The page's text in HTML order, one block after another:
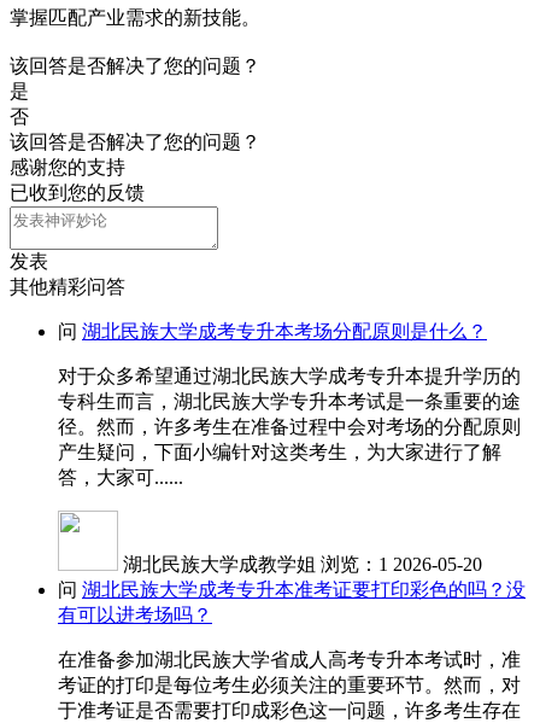
掌握匹配产业需求的新技能。
该回答是否解决了您的问题？
是
否
该回答是否解决了您的问题？
感谢您的支持
已收到您的反馈
发表
其他精彩问答
问 湖北民族大学成考专升本考场分配原则是什么？
对于众多希望通过湖北民族大学成考专升本提升学历的
专科生而言，湖北民族大学专升本考试是一条重要的途
径。然而，许多考生在准备过程中会对考场的分配原则
产生疑问，下面小编针对这类考生，为大家进行了解
答，大家可......
湖北民族大学成教学姐 浏览：1 2026-05-20
问 湖北民族大学成考专升本准考证要打印彩色的吗？没
有可以进考场吗？
在准备参加湖北民族大学省成人高考专升本考试时，准
考证的打印是每位考生必须关注的重要环节。然而，对
于准考证是否需要打印成彩色这一问题，许多考生存在